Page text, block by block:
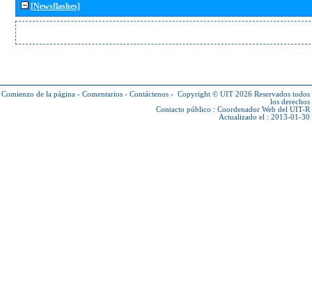
[Newsflashes]
Comienzo de la página - Comentarios - Contáctenos - Copyright © UIT 2026 Reservados todos
los derechos
Contacto público : Coordenador Web del UIT-R
Actualizado el : 2013-01-30